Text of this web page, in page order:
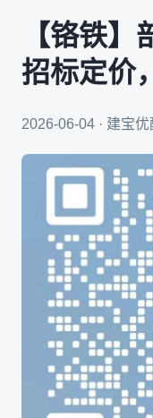
【铬铁
招标定价
2026-06-04 · 建宝优